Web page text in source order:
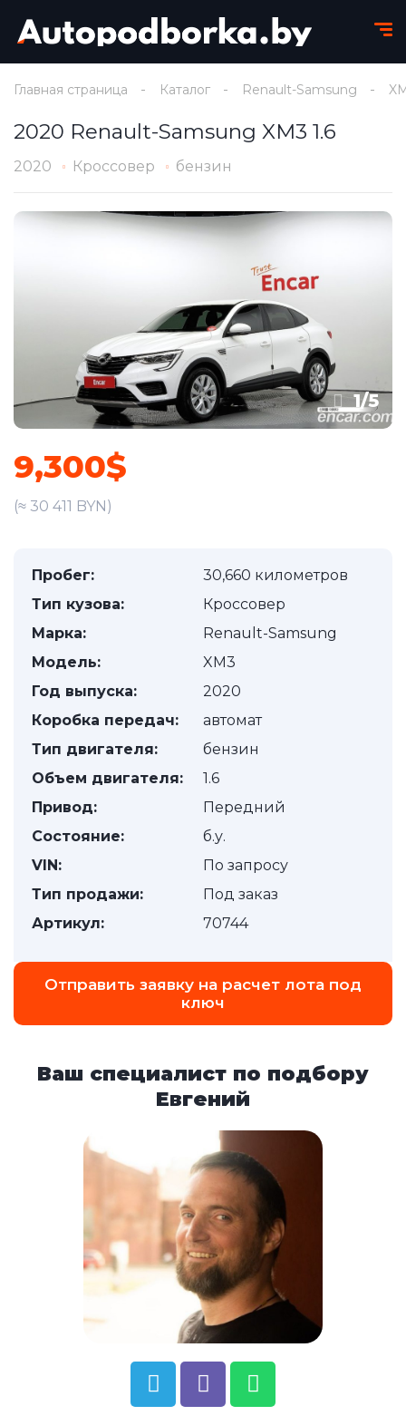
Главная страница Каталог Renault-Samsung
2020 Renault-Samsung XM3 1.6
2020 Кроссовер бензин
1/5
9,300$
(≈ 30 411 BYN)
Пробег:
30,660 километров
Тип кузова:
Кроссовер
Марка:
Renault-Samsung
Модель:
XM3
Год выпуска:
2020
Коробка передач:
автомат
Тип двигателя:
бензин
Объем двигателя:
1.6
Привод:
Передний
Состояние:
б.у.
VIN:
По запросу
Тип продажи:
Под заказ
Артикул:
70744
Отправить заявку на расчет лота под
ключ
Ваш специалист по подбору
Евгений